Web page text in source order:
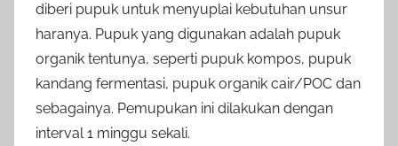
diberi pupuk untuk menyuplai kebutuhan unsur
haranya. Pupuk yang digunakan adalah pupuk
organik tentunya, seperti pupuk kompos, pupuk
kandang fermentasi, pupuk organik cair/POC dan
sebagainya. Pemupukan ini dilakukan dengan
interval 1 minggu sekali.